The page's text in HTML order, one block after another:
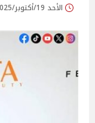
الأحد 19/أكتوبر/2025 - 12:02 ص